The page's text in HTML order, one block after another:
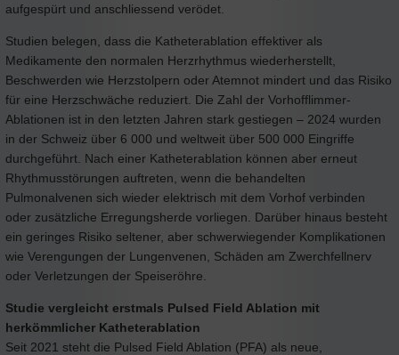
aufgespürt und anschliessend verödet.
Studien belegen, dass die Katheterablation effektiver als
Medikamente den normalen Herzrhythmus wiederherstellt,
Beschwerden wie Herzstolpern oder Atemnot mindert und das Risiko
für eine Herzschwäche reduziert. Die Zahl der Vorhofflimmer-
Ablationen ist in den letzten Jahren stark gestiegen – 2024 wurden
in der Schweiz über 6 000 und weltweit über 500 000 Eingriffe
durchgeführt. Nach einer Katheterablation können aber erneut
Rhythmusstörungen auftreten, wenn die behandelten
Pulmonalvenen sich wieder elektrisch mit dem Vorhof verbinden
oder zusätzliche Erregungsherde vorliegen. Darüber hinaus besteht
ein geringes Risiko seltener, aber schwerwiegender Komplikationen
wie Verengungen der Lungenvenen, Schäden am Zwerchfellnerv
oder Verletzungen der Speiseröhre.
Studie vergleicht erstmals Pulsed Field Ablation mit
herkömmlicher Katheterablation
Seit 2021 steht die Pulsed Field Ablation (PFA) als neue,